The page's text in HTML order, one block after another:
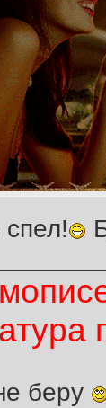
беру